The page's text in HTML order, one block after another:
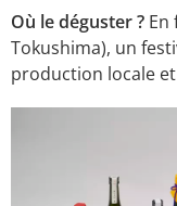
Où le déguster ? En
Tokushima), un
production locale